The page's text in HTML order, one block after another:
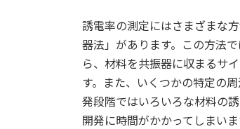
誘電率の測定にはさまざまな
器法」があります。この方法
ら、材料を共振器に収まるサ
す。また、いくつかの特定の
発段階ではいろいろな材料の
開発に時間がかかってしまい